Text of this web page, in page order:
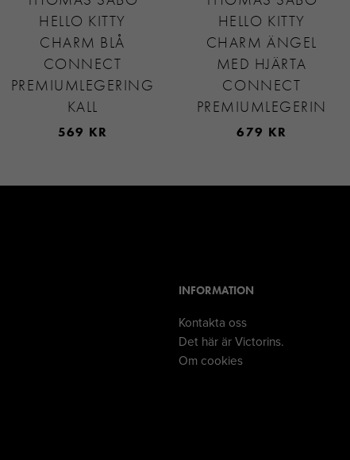
HELLO KITTY
CHARM BLÅ
CONNECT
PREMIUMLEGERING
KALL
569 KR
HELLO KITTY
CHARM ÄNGEL
MED HJÄRTA
CONNECT
PREMIUMLEGERIN
679 KR
INFORMATION
Kontakta oss
Det här är Victorins.
Om cookies